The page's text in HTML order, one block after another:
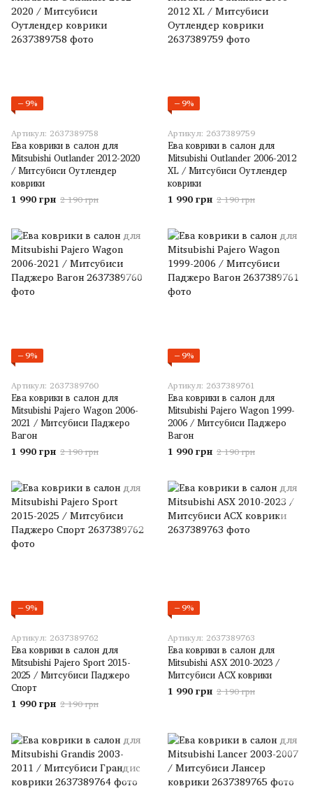
−9%
Артикул: 2637389758
Ева коврики в салон для
Mitsubishi Outlander 2012-2020
/ Митсубиси Оутлендер
коврики
1 990 грн 2 190 грн
−9%
Артикул: 2637389759
Ева коврики в салон для
Mitsubishi Outlander 2006-2012
XL / Митсубиси Оутлендер
коврики
1 990 грн 2 190 грн
−9%
Артикул: 2637389760
Ева коврики в салон для
Mitsubishi Pajero Wagon 2006-
2021 / Митсубиси Паджеро
Вагон
1 990 грн 2 190 грн
−9%
Артикул: 2637389761
Ева коврики в салон для
Mitsubishi Pajero Wagon 1999-
2006 / Митсубиси Паджеро
Вагон
1 990 грн 2 190 грн
−9%
Артикул: 2637389762
Ева коврики в салон для
Mitsubishi Pajero Sport 2015-
2025 / Митсубиси Паджеро
Спорт
1 990 грн 2 190 грн
−9%
Артикул: 2637389763
Ева коврики в салон для
Mitsubishi ASX 2010-2023 /
Митсубиси АСХ коврики
1 990 грн 2 190 грн